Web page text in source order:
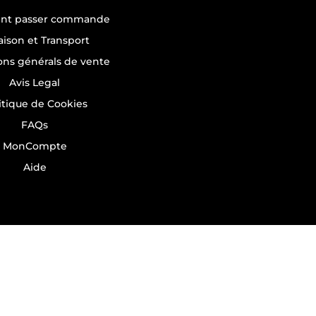
passer commande
et Transport
générals de vente
Avis Legal
de Cookies
FAQs
MonCompte
Aide